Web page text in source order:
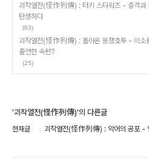
괴작열전(怪作列傳) : 터키 스타워즈 - 충격과
탄생하다
(63)
괴작열전(怪作列傳) : 돌아온 용쟁호투 - 이소
출연한 속편?
(25)
'괴작열전(怪作列傳)'의 다른글
현재글 괴작열전(怪作列傳) : 악어의 공포 -